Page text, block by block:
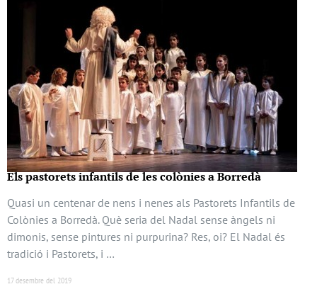
Els pastorets infantils de les colònies a Borredà
Quasi un centenar de nens i nenes als Pastorets Infantils de
Colònies a Borredà. Què seria del Nadal sense àngels ni
dimonis, sense pintures ni purpurina? Res, oi? El Nadal és
tradició i Pastorets, i …
17 desembre del 2019